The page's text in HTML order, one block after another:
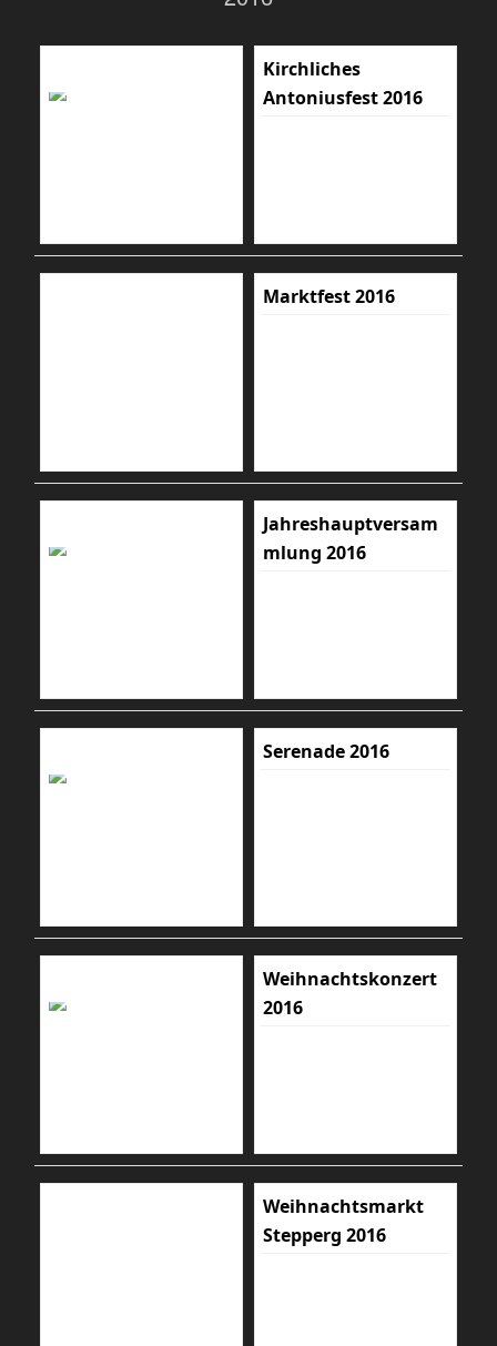
Kirchliches
Antoniusfest 2016
Marktfest 2016
Jahreshauptversam
mlung 2016
Serenade 2016
Weihnachtskonzert
2016
Weihnachtsmarkt
Stepperg 2016